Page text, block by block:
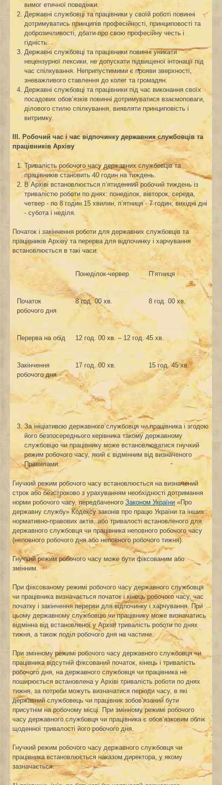
вимог етичної поведінки.
Державні службовці та працівники у своїй роботі повинні
дотримуватись принципів професійності, принциповості та
доброзичливості, дбати про свою професійну честь і
гідність.
Державні службовці та працівники повинні уникати
нецензурної лексики, не допускати підвищеної інтонації під
час спілкування. Неприпустимими є прояви зверхності,
зневажливого ставлення до колег та громадян.
Державні службовці та працівники під час виконання своїх
посадових обов’язків повинні дотримуватися взаємоповаги,
ділового стилю спілкування, виявляти принциповість і
витримку.
ІІІ. Робочий час і час відпочинку державнихслужбовців та
працівників Архіву
Тривалість робочого часу державних службовців та
працівників становить 40 годин на тиждень.
В Архіві встановлюється п’ятиденний робочий тиждень із
тривалістю роботи по днях: понеділок, вівторок, середа,
четвер - по 8 годин 15 хвилин, п’ятниця - 7 годин; вихідні дні
- субота і неділя.
Початок і закінчення роботи для державних службовців та
працівників Архіву та перерва для відпочинку і харчування
встановлюється в такі часи:
Понеділок-червер П’ятниця
Початок
робочого дня
8 год. 00 хв. 8 год. 00 хв.
Перерва на обід 12 год. 00 хв. – 12 год. 45 хв.
Закінчення
робочого дня
17 год. 00 хв. 15 год. 45 хв.
За ініціативою державного службовця чи працівника і згодою
його безпосереднього керівника такому державному
службовцю чи працівнику може встановлюватися гнучкий
режим робочого часу, який є відмінним від визначеного
Правилами.
Гнучкий режим робочого часу встановлюється на визначений
строк або безстроково з урахуванням необхідності дотримання
норми робочого часу, передбаченого Законом України «Про
державну службу» Кодексу законів про працю України та інших
нормативно-правових актів, або тривалості встановленого для
державного службовця чи працівника неповного робочого часу
(неповного робочого дня або неповного робочого тижня).
Гнучкий режим робочого часу може бути фіксованим або
змінним.
При фіксованому режимі робочого часу державного службовця
чи працівника визначається початок і кінець робочого часу, час
початку і закінчення перерви для відпочинку і харчування. При
цьому державному службовцю чи працівнику може визначатись
відмінна від встановленої у Архіві тривалість роботи по днях
тижня, а також поділ робочого дня на частини.
При змінному режимі робочого часу державного службовця чи
працівника відсутній фіксований початок, кінець і тривалість
робочого дня, на державного службовця чи працівника не
поширюється встановлена у Архіві тривалість роботи по днях
тижня, за потреби можуть визначатися періоди часу, в які
державний службовець чи працівник зобов’язаний бути
присутнім на робочому місці. При змінному режимі робочого
часу державного службовця чи працівника є обов’язковим облік
щоденної тривалості його робочого дня.
Гнучкий режим робочого часу державного службовця чи
працівника встановлюється наказом директора, у якому
зазначається: